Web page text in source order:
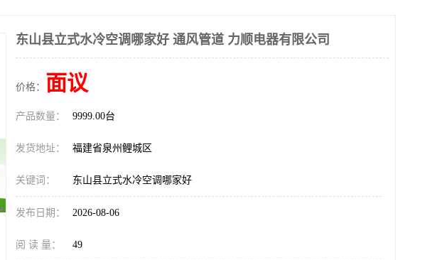
东山县立式水冷空调哪家好 通风管道 力顺电器有限公司
价格： 面议
产品数量： 9999.00台
发货地址： 福建省泉州鲤城区
关键词： 东山县立式水冷空调哪家好
发布日期： 2026-08-06
阅 读 量： 49